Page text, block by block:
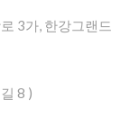
3가, 한강그랜드
8 )